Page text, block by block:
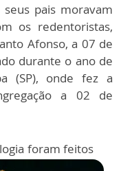
seus pais moravam
os redentoristas,
Afonso, a 07 de
durante o ano de
(SP), onde fez a
a 02 de
foram feitos